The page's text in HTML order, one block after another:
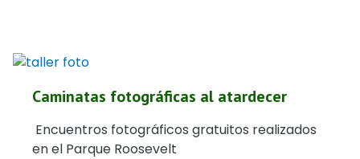
Caminatas fotográficas al atardecer
Encuentros fotográficos gratuitos realizados
en el Parque Roosevelt